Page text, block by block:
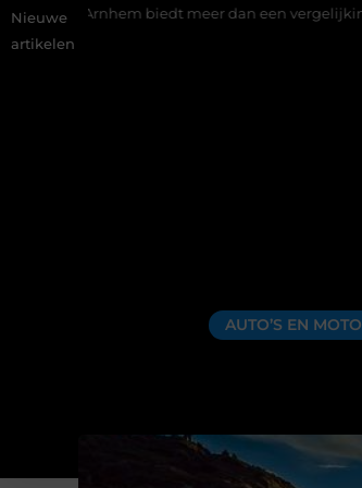
Nieuwe
artikelen
meer dan een vergelijkingssite
AUTO’S EN